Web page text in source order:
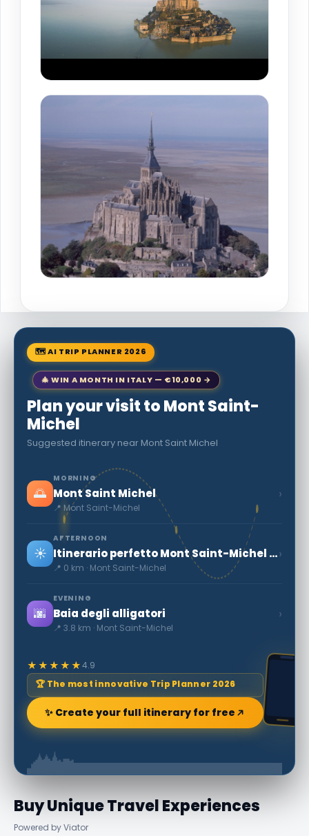
🗺 AI TRIP PLANNER 2026
🎄 WIN A MONTH IN ITALY — €10,000 →
Plan your visit to Mont Saint-
Michel
Suggested itinerary near Mont Saint Michel
🌅
MORNING
Mont Saint Michel
📍 Mont Saint-Michel
›
☀️
AFTERNOON
Itinerario perfetto Mont Saint-Michel con AI nel 2026
📍 0 km · Mont Saint-Michel
›
🌆
EVENING
Baia degli alligatori
📍 3.8 km · Mont Saint-Michel
›
★★★★★4.9
🏆 The most innovative Trip Planner 2026
✨ Create your full itinerary for free
Buy Unique Travel Experiences
Powered by Viator